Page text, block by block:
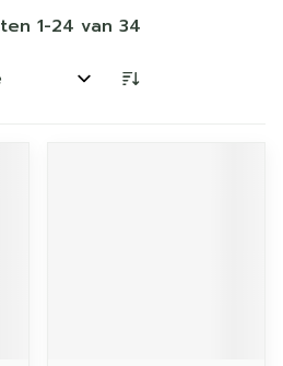
1-24 van 34